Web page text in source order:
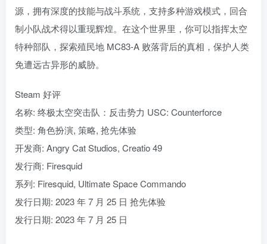
源，拥有深度的技能与战斗系统，支持多种游戏模式，回合
制小队战术得以重现辉煌。在这个世界里，你可以指挥太空
特种部队，探索殖民地 MC83-A 败落背后的真相，保护人类
免遭远古异形的威胁。
Steam 好评
名称: 终极太空突击队：反击势力 USC: Counterforce
类型: 角色扮演, 策略, 抢先体验
开发商: Angry Cat Studios, Creatio 49
发行商: Firesquid
系列: Firesquid, Ultimate Space Commando
发行日期: 2023 年 7 月 25 日 抢先体验
发行日期: 2023 年 7 月 25 日